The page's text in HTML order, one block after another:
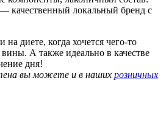
качественный локальный бренд с
диете, когда хочется чего-то
вины. А также идеально в качестве
дня!
вы можете и в наших розничных